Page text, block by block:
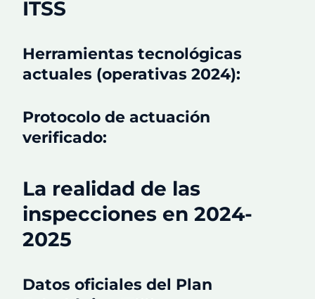
ITSS
Herramientas tecnológicas
actuales (operativas 2024):
Protocolo de actuación
verificado:
La realidad de las
inspecciones en 2024-
2025
Datos oficiales del Plan